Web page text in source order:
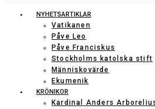
NYHETSARTIKLAR
Vatikanen
Påve Leo
Påve Franciskus
Stockholms katolska stift
Människovärde
Ekumenik
KRÖNIKOR
Kardinal Anders